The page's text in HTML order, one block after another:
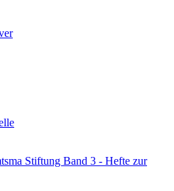
Stiftung Band 3 - Hefte zur